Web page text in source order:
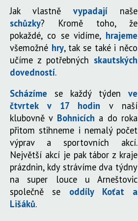
Jak vlastně vypadají
naše
schůzky? Kromě toho, že
pokaždé, co se vidíme, hrajeme
všemožné hry, tak se také i něco
učíme z potřebných skautských
dovedností.
Scházíme
se každý týden ve
čtvrtek v 17 hodin v naší
klubovně v Bohnicích a do roka
přitom stihneme i nemalý počet
výprav a sportovních akcí.
Největší akcí je pak tábor z kraje
prázdnin, kdy strávíme dva týdny
na super louce u Arneštovic
společně se oddíly Koťat a
Lišáků.